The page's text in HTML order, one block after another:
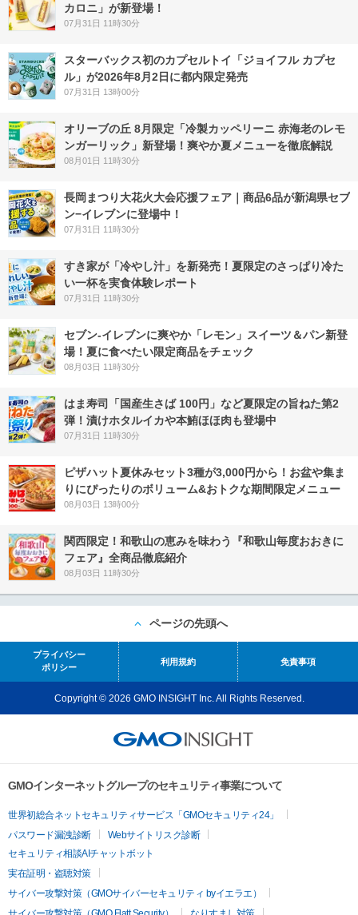
カロニ」が新登場！
07月31日 11時30分
スターバックス初のカプセルトイ「ジョイフル カプセ
ル」が2026年8月2日に都内限定発売
07月31日 13時00分
オリーブの丘 8月限定「冷製カッペリーニ 赤海老のレモ
ンガーリック」新登場！爽やか夏メニューを徹底解説
08月01日 11時30分
長岡まつり大花火大会応援フェア｜商品6品が新潟県セブ
ン−イレブンに登場中！
07月31日 11時30分
すき家が「冷やし汁」を新発売！夏限定のさっぱり冷た
い一杯を実食体験レポート
07月31日 11時30分
セブン‐イレブンに爽やか「レモン」スイーツ＆パン新登
場！夏に食べたい限定商品をチェック
08月03日 11時30分
はま寿司「国産生さば 100円」など夏限定の旨ねた第2
弾！漬けホタルイカや本鮪ほほ肉も登場中
07月31日 11時30分
ピザハット夏休みセット3種が3,000円から！お盆や集ま
りにぴったりのボリューム&おトクな期間限定メニュー
08月03日 13時00分
関西限定！和歌山の恵みを味わう『和歌山毎度おおきに
フェア』全商品徹底紹介
08月03日 11時30分
ページの先頭へ
プライバシー
ポリシー
利用規約 免責事項
Copyright © 2026 GMO INSIGHT Inc. All Rights Reserved.
GMOインターネットグループのセキュリティ事業について
世界初総合ネットセキュリティサービス「GMOセキュリティ24」
パスワード漏洩診断
Webサイトリスク診断
セキュリティ相談AIチャットボット
実在証明・盗聴対策
サイバー攻撃対策（GMOサイバーセキュリティ byイエラエ）